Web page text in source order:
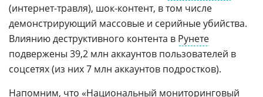
(интернет-травля), шок-контент, в том числе
демонстрирующий массовые и серийные убийства.
Влиянию деструктивного контента в Рунете
подвержены 39,2 млн аккаунтов пользователей в
соцсетях (из них 7 млн аккаунтов подростков).
Напомним, что «Национальный мониторинговый